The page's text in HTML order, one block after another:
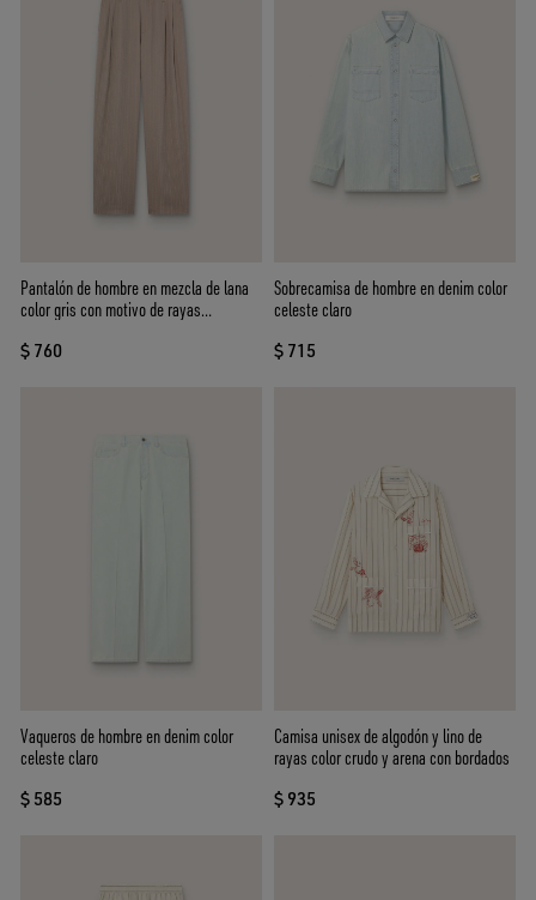
Pantalón de hombre en mezcla de lana
color gris con motivo de rayas
$ 760
Sobrecamisa de hombre en denim color
celeste claro
$ 715
Vaqueros de hombre en denim color
celeste claro
$ 585
Camisa unisex de algodón y lino de
rayas color crudo y arena con bordados
$ 935